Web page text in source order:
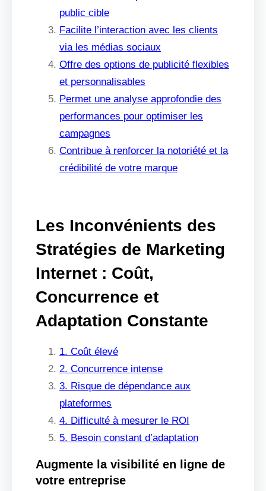
public cible
Facilite l’interaction avec les clients
via les médias sociaux
Offre des options de publicité flexibles
et personnalisables
Permet une analyse approfondie des
performances pour optimiser les
campagnes
Contribue à renforcer la notoriété et la
crédibilité de votre marque
Les Inconvénients des
Stratégies de Marketing
Internet : Coût,
Concurrence et
Adaptation Constante
1. Coût élevé
2. Concurrence intense
3. Risque de dépendance aux
plateformes
4. Difficulté à mesurer le ROI
5. Besoin constant d’adaptation
Augmente la visibilité en ligne de
votre entreprise